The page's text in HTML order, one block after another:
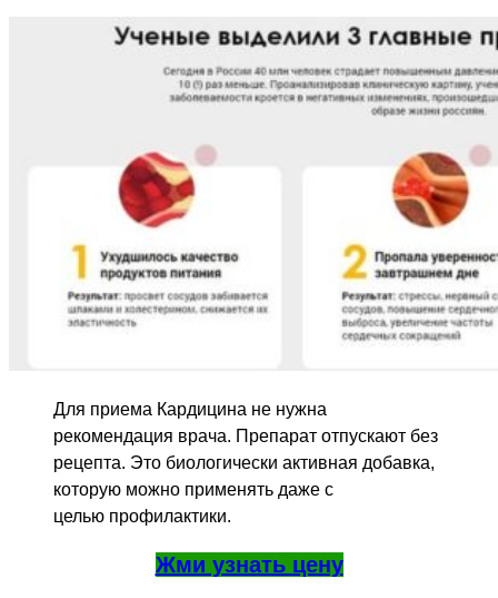
Для приема Кардицина не нужна
рекомендация врача. Препарат отпускают без
рецепта. Это биологически активная добавка,
которую можно применять даже с
целью профилактики.
Жми узнать цену